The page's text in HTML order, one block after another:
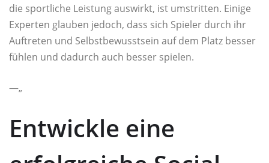
die sportliche Leistung auswirkt, ist umstritten. Einige
Experten glauben jedoch, dass sich Spieler durch ihr
Auftreten und Selbstbewusstsein auf dem Platz besser
fühlen und dadurch auch besser spielen.
—„
Entwickle eine